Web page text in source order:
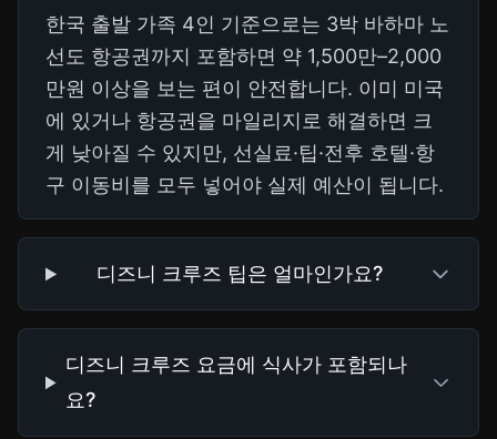
한국 출발 가족 4인 기준으로는 3박 바하마 노
선도 항공권까지 포함하면 약 1,500만–2,000
만원 이상을 보는 편이 안전합니다. 이미 미국
에 있거나 항공권을 마일리지로 해결하면 크
게 낮아질 수 있지만, 선실료·팁·전후 호텔·항
구 이동비를 모두 넣어야 실제 예산이 됩니다.
디즈니 크루즈 팁은 얼마인가요?
디즈니 크루즈 요금에 식사가 포함되나
요?